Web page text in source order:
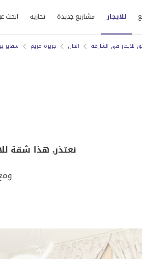
للايجار مشاريع جديدة تجارية ابحث
للايجار في الشارقة الخان جزيرة مريم سفاير
نعتذر, هذا شقة